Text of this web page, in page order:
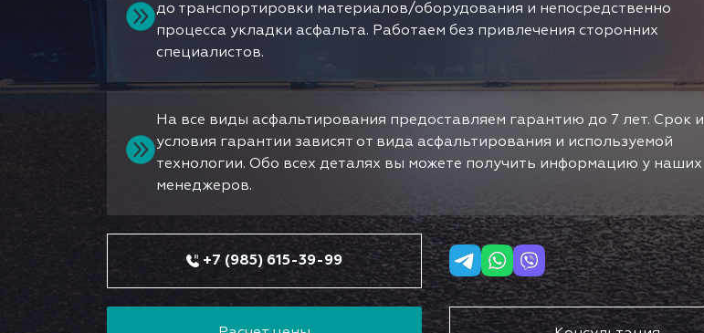
до транспортировки материалов/оборудования и непосредственно
процесса укладки асфальта. Работаем без привлечения сторонних
специалистов.
На все виды асфальтирования предоставляем гарантию до 7 лет. Срок и
условия гарантии зависят от вида асфальтирования и используемой
технологии. Обо всех деталях вы можете получить информацию у наших
менеджеров.
+7 (985) 615-39-99